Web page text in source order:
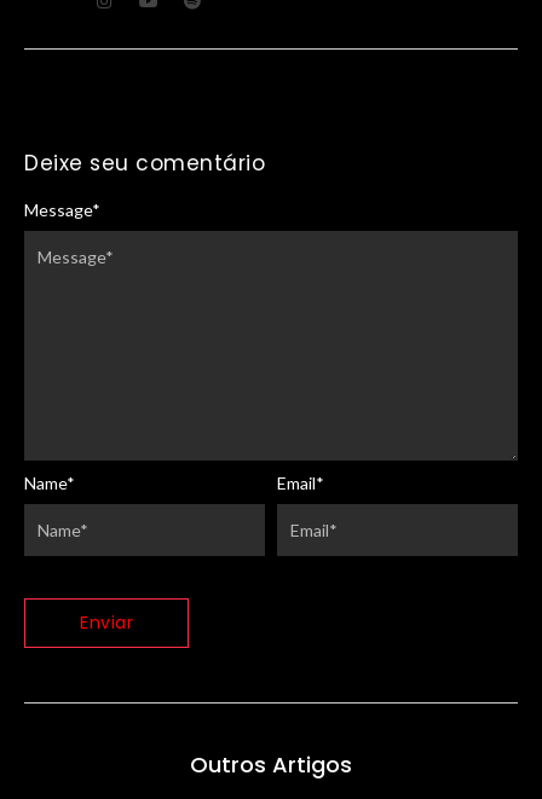
Deixe seu comentário
Message*
Name* Email*
Outros Artigos